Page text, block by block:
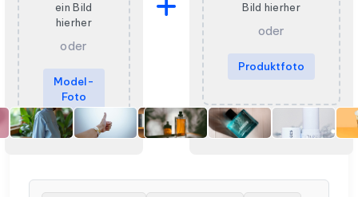
ein Bild
hierher
oder
Model-
Foto
Bild hierher
oder
Produktfoto